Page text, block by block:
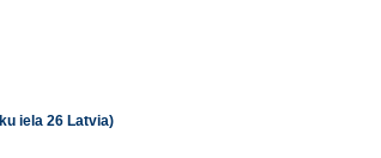
iela 26 Latvia)